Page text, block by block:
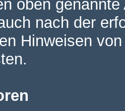
oben
nach der
Hinweisen